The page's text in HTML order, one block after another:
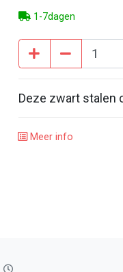
1-7dagen
Deze zwart stalen
Meer info